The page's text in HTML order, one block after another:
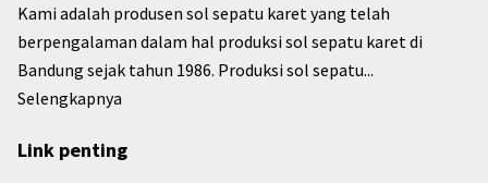
Kami adalah produsen sol sepatu karet yang telah
berpengalaman dalam hal produksi sol sepatu karet di
Bandung sejak tahun 1986. Produksi sol sepatu...
Selengkapnya
Link penting